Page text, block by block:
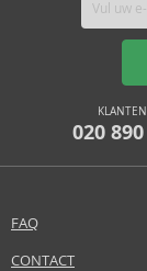
020
FAQ
CONTACT